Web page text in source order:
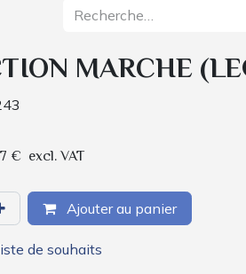
MARCHE
€ excl. VAT
Ajouter au panier
de souhaits